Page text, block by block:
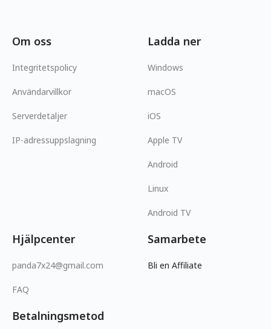
Om oss
Integritetspolicy
Användarvillkor
Serverdetaljer
IP-adressuppslagning
Ladda ner
Windows
macOS
iOS
Apple TV
Android
Linux
Android TV
Hjälpcenter
panda7x24@gmail.com
FAQ
Samarbete
Bli en Affiliate
Betalningsmetod